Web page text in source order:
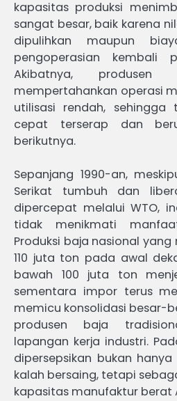
kapasitas produksi
sangat besar, baik karena
dipulihkan maupun
pengoperasian kembali
Akibatnya, produsen
mempertahankan operasi
utilisasi rendah,
cepat terserap dan
berikutnya.
Sepanjang 1990-an,
Serikat tumbuh dan
dipercepat melalui WTO,
tidak menikmati
Produksi baja nasional
110 juta ton pada awal
bawah 100 juta ton
sementara impor terus
memicu konsolidasi besar-
produsen baja
lapangan kerja industri.
dipersepsikan bukan
kalah bersaing, tetapi
kapasitas manufaktur berat